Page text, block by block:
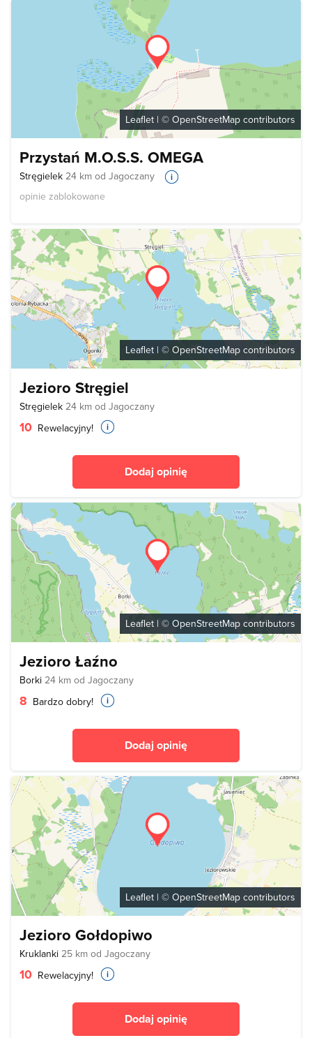
Leaflet | © OpenStreetMap contributors
Przystań M.O.S.S. OMEGA
Stręgielek 24 km od Jagoczany
opinie zablokowane
Leaflet | © OpenStreetMap contributors
Jezioro Stręgiel
Stręgielek 24 km od Jagoczany
10 Rewelacyjny!
Dodaj opinię
Leaflet | © OpenStreetMap contributors
Jezioro Łaźno
Borki 24 km od Jagoczany
8 Bardzo dobry!
Dodaj opinię
Leaflet | © OpenStreetMap contributors
Jezioro Gołdopiwo
Kruklanki 25 km od Jagoczany
10 Rewelacyjny!
Dodaj opinię